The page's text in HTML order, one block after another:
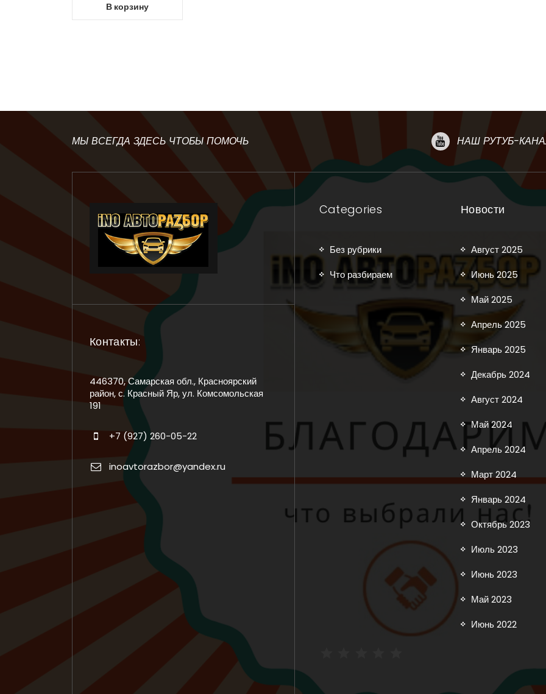
В корзину
МЫ ВСЕГДА ЗДЕСЬ ЧТОБЫ ПОМОЧЬ НАШ РУТУБ-
Контакты:
446370, Самарская обл., Красноярский
район, с. Красный Яр, ул. Комсомольская
191
+7 (927) 260-05-22
inoavtorazbor@yandex.ru
Categories
Без рубрики
Что разбираем
Новости
Август 2025
Июнь 2025
Май 2025
Апрель 2025
Январь 2025
Декабрь 2024
Август 2024
Май 2024
Апрель 2024
Март 2024
Январь 2024
Октябрь 2023
Июль 2023
Июнь 2023
Май 2023
Июнь 2022